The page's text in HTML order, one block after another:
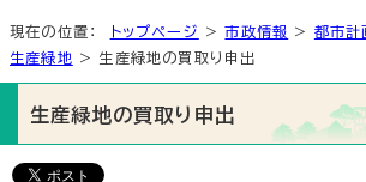
現在の位置： トップページ >市政情報 > 都市計
生産緑地
> 生産緑地の買取り申出
生産緑地の買取り申出